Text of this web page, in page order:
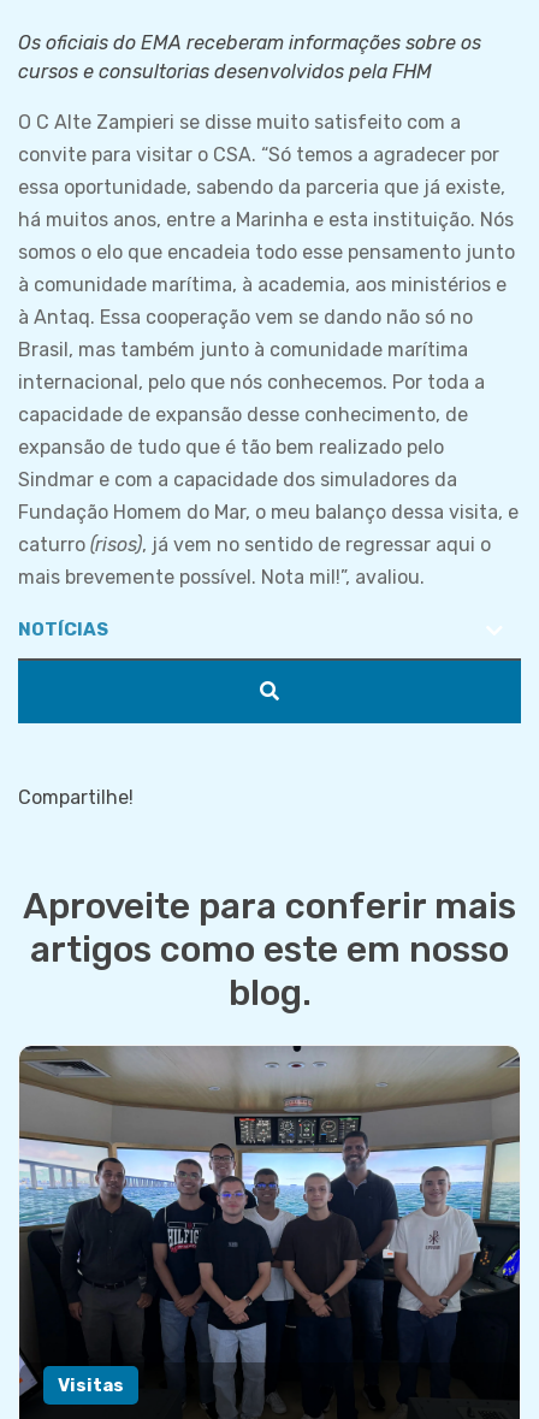
Os oficiais do EMA receberam informações sobre os
cursos e consultorias desenvolvidos pela FHM
O C Alte Zampieri se disse muito satisfeito com a
convite para visitar o CSA. “Só temos a agradecer por
essa oportunidade, sabendo da parceria que já existe,
há muitos anos, entre a Marinha e esta instituição. Nós
somos o elo que encadeia todo esse pensamento junto
à comunidade marítima, à academia, aos ministérios e
à Antaq. Essa cooperação vem se dando não só no
Brasil, mas também junto à comunidade marítima
internacional, pelo que nós conhecemos. Por toda a
capacidade de expansão desse conhecimento, de
expansão de tudo que é tão bem realizado pelo
Sindmar e com a capacidade dos simuladores da
Fundação Homem do Mar, o meu balanço dessa visita, e
caturro (risos), já vem no sentido de regressar aqui o
mais brevemente possível. Nota mil!”, avaliou.
Compartilhe!
Aproveite para conferir mais
artigos como este em nosso
blog.
Visitas